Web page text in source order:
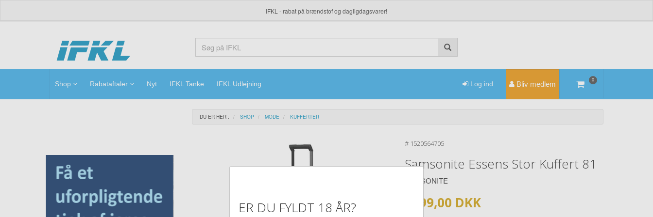
IFKL - rabat på brændstof og dagligdagsvarer!
ifkl
Shop Rabataftaler Nyt IFKL Tanke IFKL Udlejning 0
Bliv medlem
Log ind
DU ER HER : SHOP MODE KUFFERTER
# 1520564705
Samsonite Essens Stor Kuffert 81
SAMSONITE
1799,00 DKK
ER DU FYLDT 18 ÅR?